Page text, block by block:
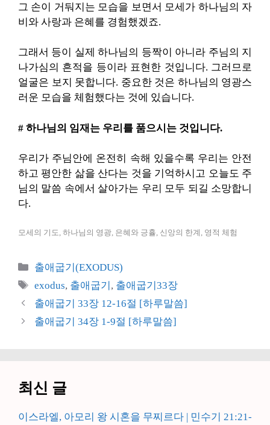
그 손이 거둬지는 모습을 보면서 모세가 하나님의 자
비와 사랑과 은혜를 경험했겠죠.
그래서 등이 실제 하나님의 등짝이 아니라 주님의 지
나가심의 흔적을 등이라 표현한 것입니다. 그러므로
얼굴은 보지 못합니다. 중요한 것은 하나님의 영광스
러운 모습을 체험했다는 것에 있습니다.
# 하나님의 임재는 우리를 품으시는 것입니다.
우리가 주님안에 온전히 속해 있을수록 우리는 안전
하고 평안한 삶을 산다는 것을 기억하시고 오늘도 주
님의 말씀 속에서 살아가는 우리 모두 되길 소망합니
다.
모세의 기도, 하나님의 영광, 은혜와 긍휼, 신앙의 한계, 영적 체험
카
리
출애굽기(EXODUS)
태
그
exodus, 출애굽기 , 출애굽기33장
출애굽기 33장 12-16절 [하루말씀]
출애굽기 34장 1-9절 [하루말씀]
최신 글
이스라엘, 아모리 왕 시혼을 무찌르다 | 민수기 21:21-